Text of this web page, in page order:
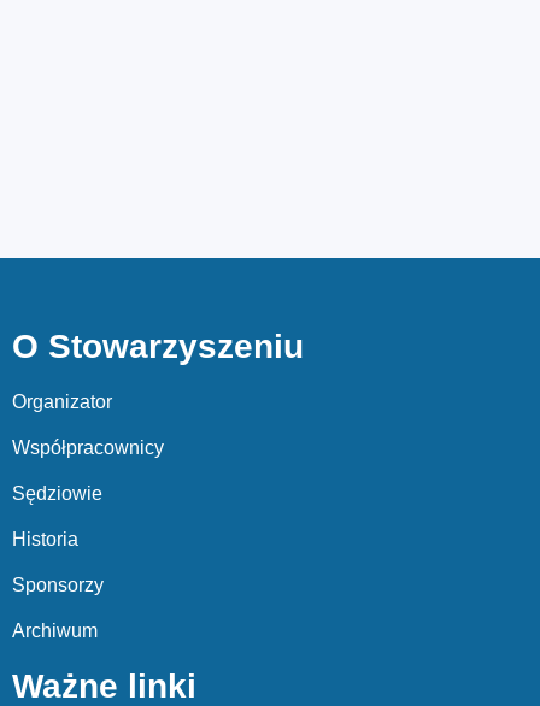
O Stowarzyszeniu
Organizator
Współpracownicy
Sędziowie
Historia
Sponsorzy
Archiwum
Ważne linki